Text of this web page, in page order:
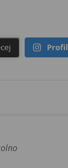
Profil